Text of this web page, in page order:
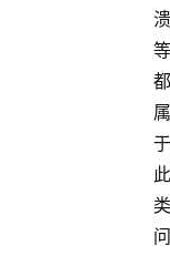
溃
等
都
属
于
此
类
问